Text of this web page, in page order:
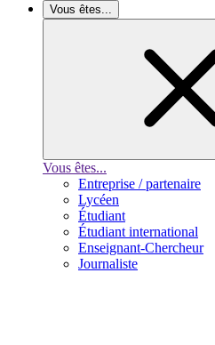
Vous êtes...
Vous êtes...
Entreprise / partenaire
Lycéen
Étudiant
Étudiant international
Enseignant-Chercheur
Journaliste